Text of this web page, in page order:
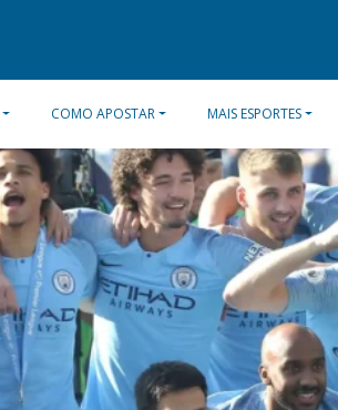
COMO APOSTAR MAIS ESPORTES